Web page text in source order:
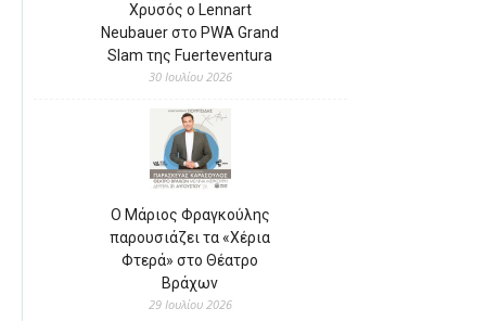
Χρυσός ο Lennart
Neubauer στο PWA Grand
Slam της Fuerteventura
30 Ιουλίου 2026
Ο Μάριος Φραγκούλης
παρουσιάζει τα «Χέρια
Φτερά» στο Θέατρο
Βράχων
29 Ιουλίου 2026